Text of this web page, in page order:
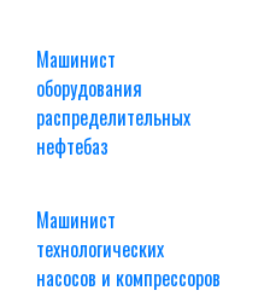
Машинист
оборудования
распределительных
нефтебаз
Машинист
технологических
насосов и компрессоров